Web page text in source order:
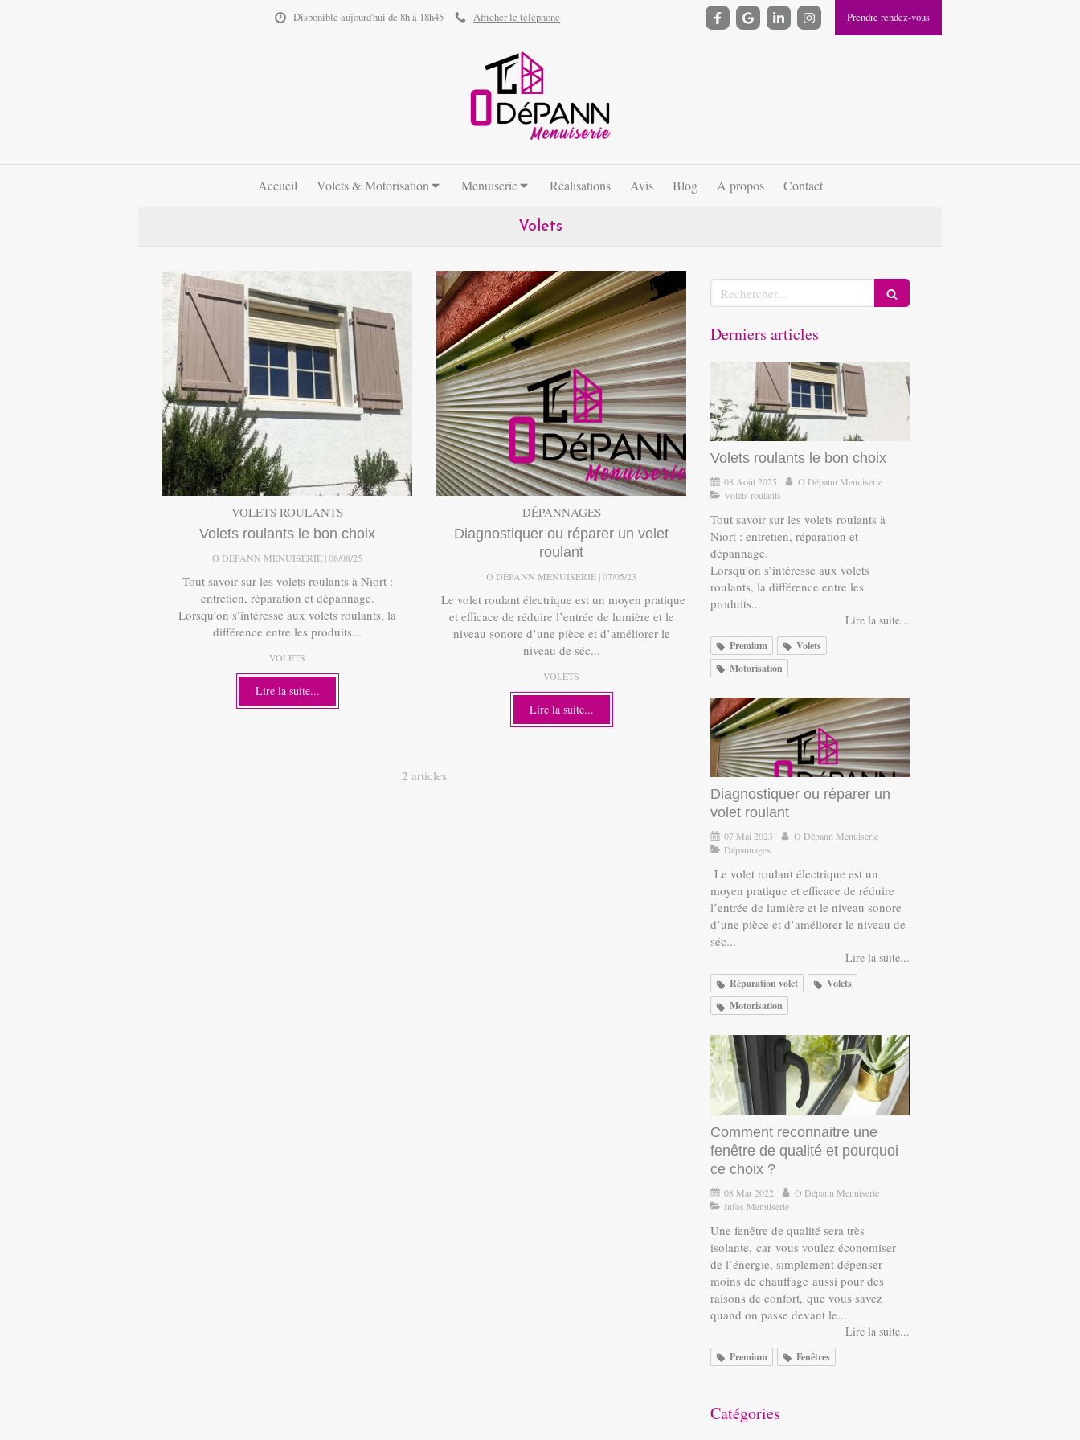
Disponible aujourd'hui de 8h à 18h45 Afficher le téléphone Prendre rendez-vous
Accueil Volets & Motorisation Menuiserie Réalisations Avis Blog A propos Contact
Volets
VOLETS ROULANTS
Volets roulants le bon choix
O DÉPANN MENUISERIE 08/08/25
Tout savoir sur les volets roulants à Niort :
entretien, réparation et dépannage.
Lorsqu’on s’intéresse aux volets roulants, la
différence entre les produits...
VOLETS
Lire la suite...
DÉPANNAGES
Diagnostiquer ou réparer un volet
roulant
O DÉPANN MENUISERIE 07/05/23
Le volet roulant électrique est un moyen pratique
et efficace de réduire l’entrée de lumière et le
niveau sonore d’une pièce et d’améliorer le
niveau de séc...
VOLETS
Lire la suite...
2 articles
Rechercher
Derniers articles
Volets roulants le bon choix
08 Août 2025
O Dépann Menuiserie
Volets roulants
Tout savoir sur les volets roulants à
Niort : entretien, réparation et
dépannage.
Lorsqu’on s’intéresse aux volets
roulants, la différence entre les
produits...
Lire la suite...
Premium
Volets
Motorisation
Diagnostiquer ou réparer un
volet roulant
07 Mai 2023
O Dépann Menuiserie
Dépannages
Le volet roulant électrique est un
moyen pratique et efficace de réduire
l’entrée de lumière et le niveau sonore
d’une pièce et d’améliorer le niveau de
séc...
Lire la suite...
Réparation volet
Volets
Motorisation
Comment reconnaitre une
fenêtre de qualité et pourquoi
ce choix ?
08 Mar 2022
O Dépann Menuiserie
Infos Menuiserie
Une fenêtre de qualité sera très
isolante, car vous voulez économiser
de l’énergie, simplement dépenser
moins de chauffage aussi pour des
raisons de confort, que vous savez
quand on passe devant le...
Lire la suite...
Premium Fenêtres
Catégories